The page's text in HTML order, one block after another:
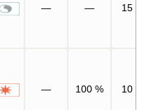
— — 15
— 100 % 10